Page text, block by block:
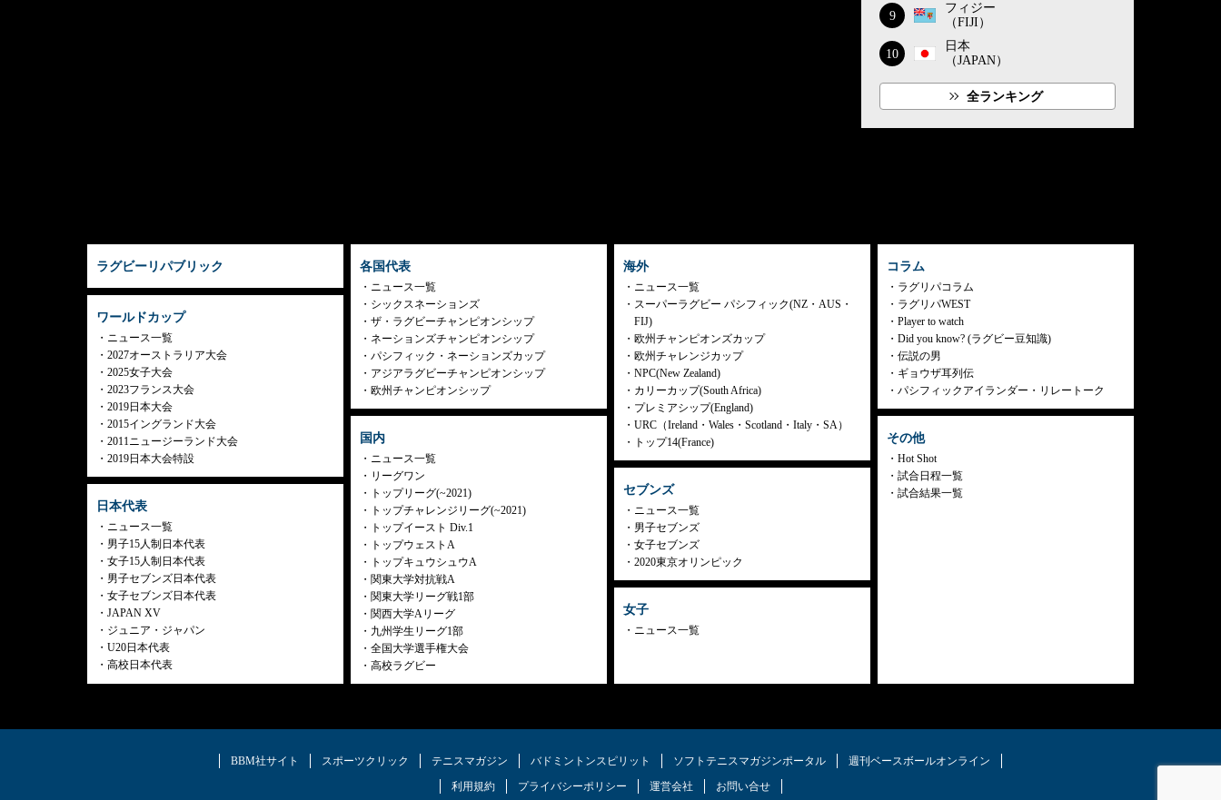
9
フィジー
（FIJI）
10
日本
（JAPAN）
全ランキング
ラグビーリパブリック
ワールドカップ
ニュース一覧
2027オーストラリア大会
2025女子大会
2023フランス大会
2019日本大会
2015イングランド大会
2011ニュージーランド大会
2019日本大会特設
日本代表
ニュース一覧
男子15人制日本代表
女子15人制日本代表
男子セブンズ日本代表
女子セブンズ日本代表
JAPAN XV
ジュニア・ジャパン
U20日本代表
高校日本代表
各国代表
ニュース一覧
シックスネーションズ
ザ・ラグビーチャンピオンシップ
ネーションズチャンピオンシップ
パシフィック・ネーションズカップ
アジアラグビーチャンピオンシップ
欧州チャンピオンシップ
国内
ニュース一覧
リーグワン
トップリーグ(~2021)
トップチャレンジリーグ(~2021)
トップイースト Div.1
トップウェストA
トップキュウシュウA
関東大学対抗戦A
関東大学リーグ戦1部
関西大学Aリーグ
九州学生リーグ1部
全国大学選手権大会
高校ラグビー
海外
ニュース一覧
スーパーラグビー パシフィック(NZ・AUS・
FIJ)
欧州チャンピオンズカップ
欧州チャレンジカップ
NPC(New Zealand)
カリーカップ(South Africa)
プレミアシップ(England)
URC（Ireland・Wales・Scotland・Italy・SA）
トップ14(France)
セブンズ
ニュース一覧
男子セブンズ
女子セブンズ
2020東京オリンピック
女子
ニュース一覧
コラム
ラグリパコラム
ラグリパWEST
Player to watch
Did you know? (ラグビー豆知識)
伝説の男
ギョウザ耳列伝
パシフィックアイランダー・リレートーク
その他
Hot Shot
試合日程一覧
試合結果一覧
BBM社サイト スポーツクリック テニスマガジン バドミントンスピリット ソフトテニスマガジンポータル
週刊ベースボールオンライン
利用規約
プライバシーポリシー 運営会社 お問い合せ